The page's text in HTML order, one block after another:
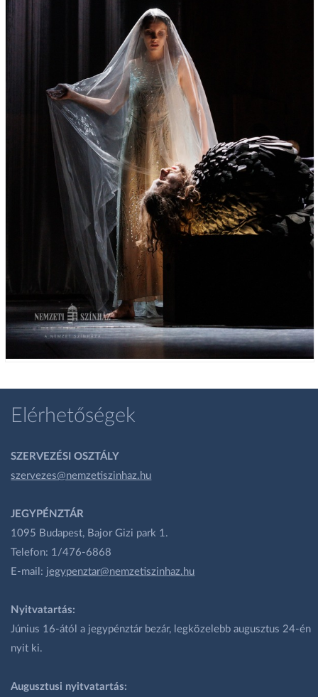
Elérhetőségek
SZERVEZÉSI OSZTÁLY
szervezes@nemzetiszinhaz.hu
JEGYPÉNZTÁR
1095 Budapest, Bajor Gizi park 1.
Telefon: 1/476-6868
E-mail: jegypenztar@nemzetiszinhaz.hu
Nyitvatartás:
Június 16-ától a jegypénztár bezár, legközelebb augusztus 24-én
nyit ki.
Augusztusi nyitvatartás: